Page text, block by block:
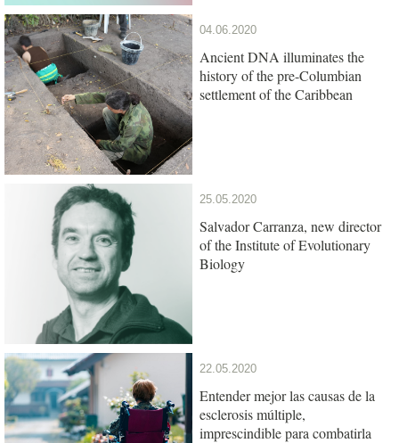
04.06.2020
Ancient DNA illuminates the
history of the pre-Columbian
settlement of the Caribbean
25.05.2020
Salvador Carranza, new director
of the Institute of Evolutionary
Biology
22.05.2020
Entender mejor las causas de la
esclerosis múltiple,
imprescindible para combatirla